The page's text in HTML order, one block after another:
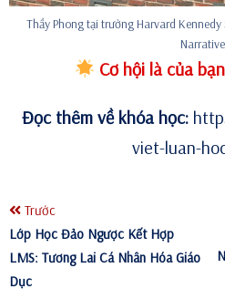
Thầy Phong tại trường Harvard
Cơ hội là của
Đọc thêm về khóa học:
viet-luan-
Trước
Lớp Học Đảo Ngược Kết Hợp
LMS: Tương Lai Cá Nhân Hóa Giáo
Dục